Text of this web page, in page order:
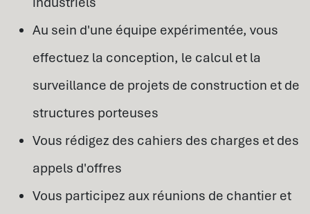
Au sein d'une équipe expérimentée, vous
effectuez la conception, le calcul et la
surveillance de projets de construction et de
structures porteuses
Vous rédigez des cahiers des charges et des
appels d'offres
Vous participez aux réunions de chantier et